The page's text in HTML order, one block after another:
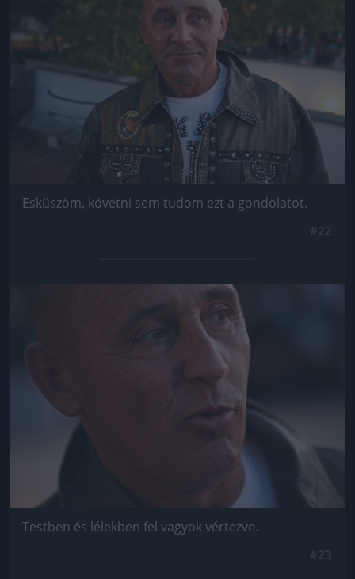
Esküszöm, követni sem tudom ezt a gondolatot.
Jön még kép!
Testben és lélekben fel vagyok vértezve.